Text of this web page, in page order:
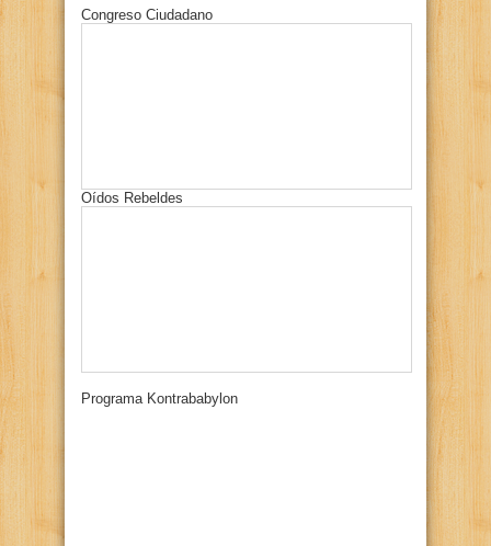
Congreso Ciudadano
Oídos Rebeldes
Programa Kontrababylon